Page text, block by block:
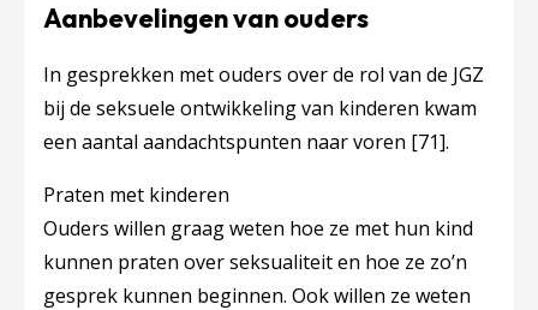
Aanbevelingen van ouders
In gesprekken met ouders over de rol van de JGZ
bij de seksuele ontwikkeling van kinderen kwam
een aantal aandachtspunten naar voren [71].
Praten met kinderen
Ouders willen graag weten hoe ze met hun kind
kunnen praten over seksualiteit en hoe ze zo’n
gesprek kunnen beginnen. Ook willen ze weten